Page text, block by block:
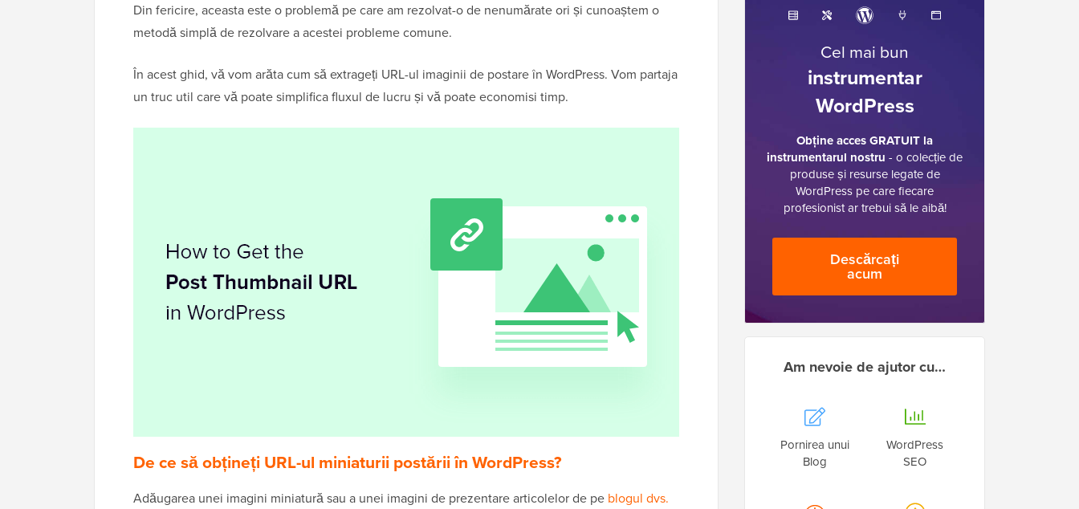
Din fericire, aceasta este o problemă pe care am rezolvat-o de nenumărate ori și cunoaștem o
metodă simplă de rezolvare a acestei probleme comune.
În acest ghid, vă vom arăta cum să extrageți URL-ul imaginii de postare în WordPress. Vom partaja
un truc util care vă poate simplifica fluxul de lucru și vă poate economisi timp.
De ce să obțineți URL-ul miniaturii postării în WordPress?
Adăugarea unei imagini miniatură sau a unei imagini de prezentare articolelor de pe blogul dvs.
Cel mai bun
instrumentar
WordPress
Obține acces GRATUIT la
instrumentarul nostru - o colecție de
produse și resurse legate de
WordPress pe care fiecare
profesionist ar trebui să le aibă!
Descărcați
acum
Am nevoie de ajutor cu…
Pornirea unui
Blog
WordPress
SEO